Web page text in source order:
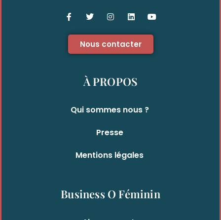
Nous contacter
À PROPOS
Qui sommes nous ?
Presse
Mentions légales
Business O Féminin